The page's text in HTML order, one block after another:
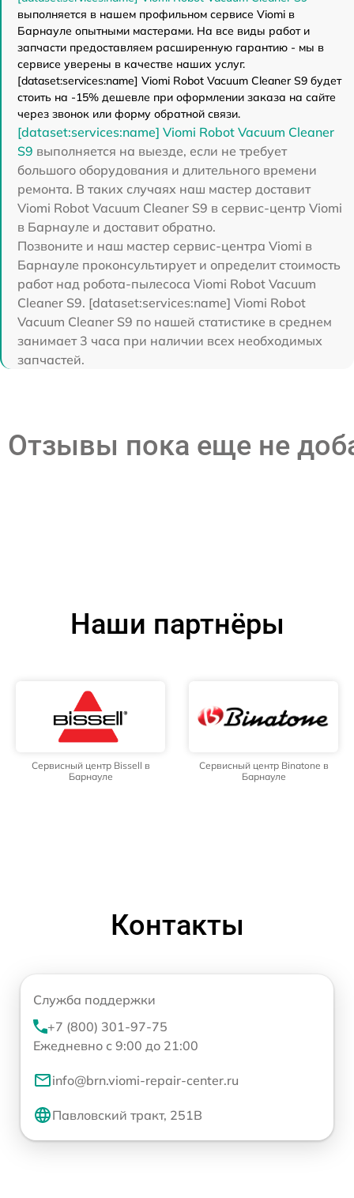
выполняется в нашем профильном сервисе Viomi в
Барнауле опытными мастерами. На все виды работ и
запчасти предоставляем расширенную гарантию - мы в
сервисе уверены в качестве наших услуг.
[dataset:services:name] Viomi Robot Vacuum Cleaner S9 будет
стоить на -15% дешевле при оформлении заказа на сайте
через звонок или форму обратной связи.
[dataset:services:name] Viomi Robot Vacuum Cleaner
S9 выполняется на выезде, если не требует
большого оборудования и длительного времени
ремонта. В таких случаях наш мастер доставит
Viomi Robot Vacuum Cleaner S9 в сервис-центр Viomi
в Барнауле и доставит обратно.
Позвоните и наш мастер сервис-центра Viomi в
Барнауле проконсультирует и определит стоимость
работ над робота-пылесоса Viomi Robot Vacuum
Cleaner S9. [dataset:services:name] Viomi Robot
Vacuum Cleaner S9 по нашей статистике в среднем
занимает 3 часа при наличии всех необходимых
запчастей.
Отзывы пока еще не
Наши партнёры
Сервисный центр Bissell в
Барнауле
Сервисный центр Binatone в
Барнауле
Контакты
Служба поддержки
+7 (800) 301-97-75
Ежедневно с 9:00 до 21:00
info@brn.viomi-repair-center.ru
Павловский тракт, 251В